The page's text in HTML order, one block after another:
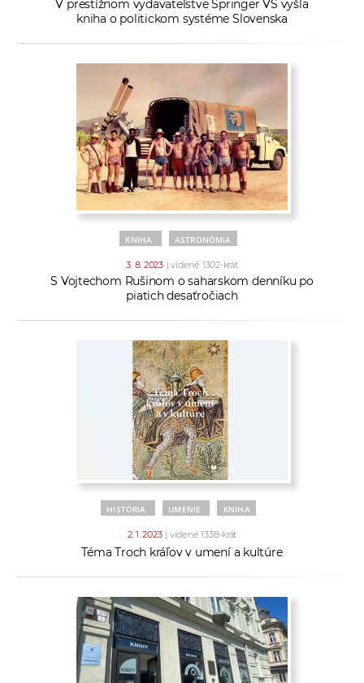
V prestížnom vydavateľstve Springer VS vyšla
kniha o politickom systéme Slovenska
KNIHA ASTRONÓMIA
3. 8. 2023 | videné 1302-krát
S Vojtechom Rušinom o saharskom denníku po
piatich desaťročiach
HISTÓRIA UMENIE KNIHA
2. 1. 2023 | videné 1338-krát
Téma Troch kráľov v umení a kultúre